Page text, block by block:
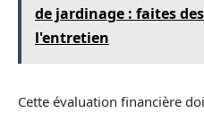
de jardinage : faites
l'entretien
Cette évaluation financière